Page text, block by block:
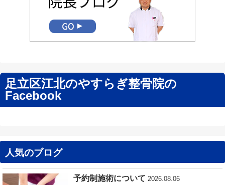
足立区江北のやすらぎ整骨院の
Facebook
人気のブログ
予約制施術について 2026.08.06